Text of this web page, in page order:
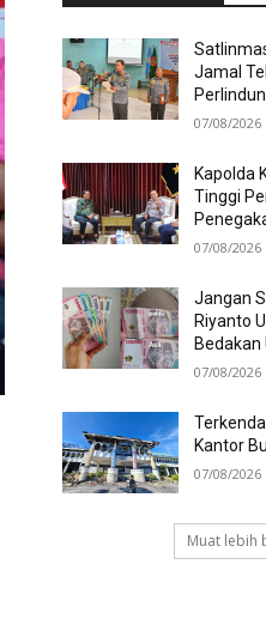
Jamal
07/08/2026
Kapolda
Tinggi
07/08/2026
Jangan
Riyanto
Bedakan
07/08/2026
Kantor
07/08/2026
Muat lebih